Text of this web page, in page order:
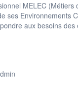
MELEC (Métiers
ses Environnements
aux besoins des